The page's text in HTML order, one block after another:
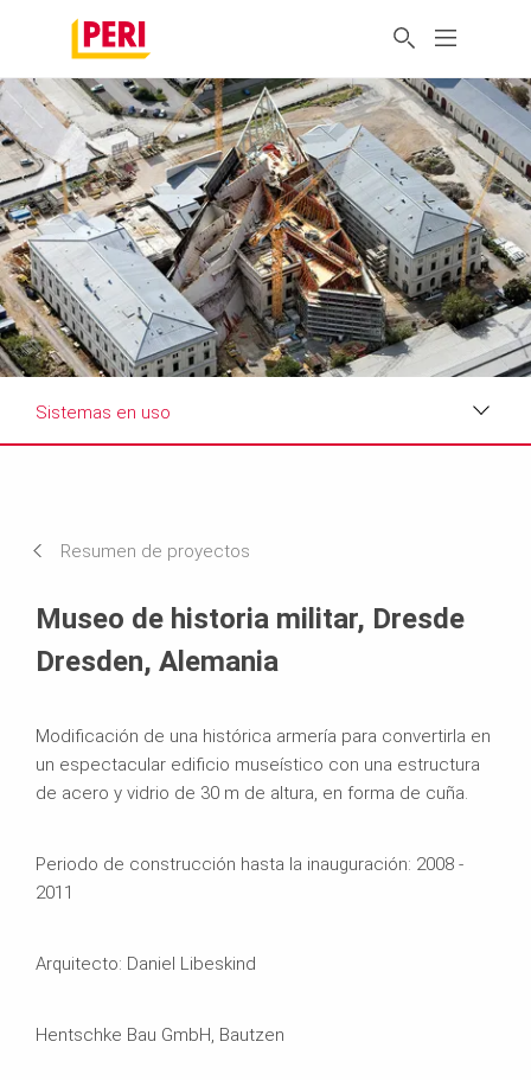
Sistemas en uso
Resumen de proyectos
Museo de historia militar, Dresde
Dresden, Alemania
Modificación de una histórica armería para convertirla en
un espectacular edificio museístico con una estructura
de acero y vidrio de 30 m de altura, en forma de cuña.
Periodo de construcción hasta la inauguración: 2008 -
2011
Arquitecto: Daniel Libeskind
Hentschke Bau GmbH, Bautzen